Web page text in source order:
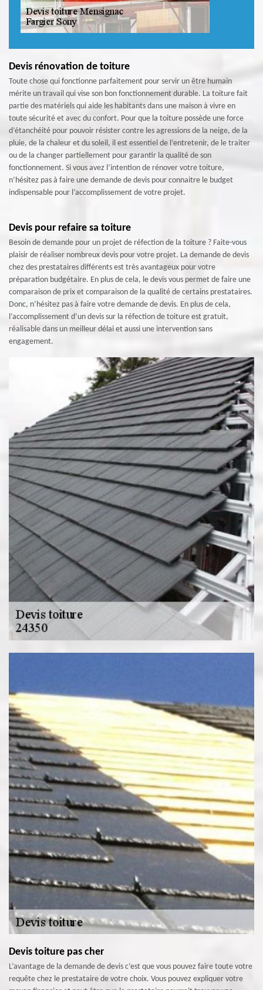
Devis rénovation de toiture
Toute chose qui fonctionne parfaitement pour servir un être humain
mérite un travail qui vise son bon fonctionnement durable. La toiture fait
partie des matériels qui aide les habitants dans une maison à vivre en
toute sécurité et avec du confort. Pour que la toiture possède une force
d’étanchéité pour pouvoir résister contre les agressions de la neige, de la
pluie, de la chaleur et du soleil, il est essentiel de l’entretenir, de le traiter
ou de la changer partiellement pour garantir la qualité de son
fonctionnement. Si vous avez l’intention de rénover votre toiture,
n’hésitez pas à faire une demande de devis pour connaitre le budget
indispensable pour l’accomplissement de votre projet.
Devis pour refaire sa toiture
Besoin de demande pour un projet de réfection de la toiture ? Faite-vous
plaisir de réaliser nombreux devis pour votre projet. La demande de devis
chez des prestataires différents est très avantageux pour votre
préparation budgétaire. En plus de cela, le devis vous permet de faire une
comparaison de prix et comparaison de la qualité de certains prestataires.
Donc, n’hésitez pas à faire votre demande de devis. En plus de cela,
l’accomplissement d’un devis sur la réfection de toiture est gratuit,
réalisable dans un meilleur délai et aussi une intervention sans
engagement.
Devis toiture pas cher
L’avantage de la demande de devis c’est que vous pouvez faire toute votre
requête chez le prestataire de votre choix. Vous pouvez expliquer votre